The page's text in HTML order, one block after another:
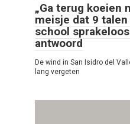
„Ga terug koeien
meisje dat 9
school
antwoord
De wind in San Isidro del
lang vergeten